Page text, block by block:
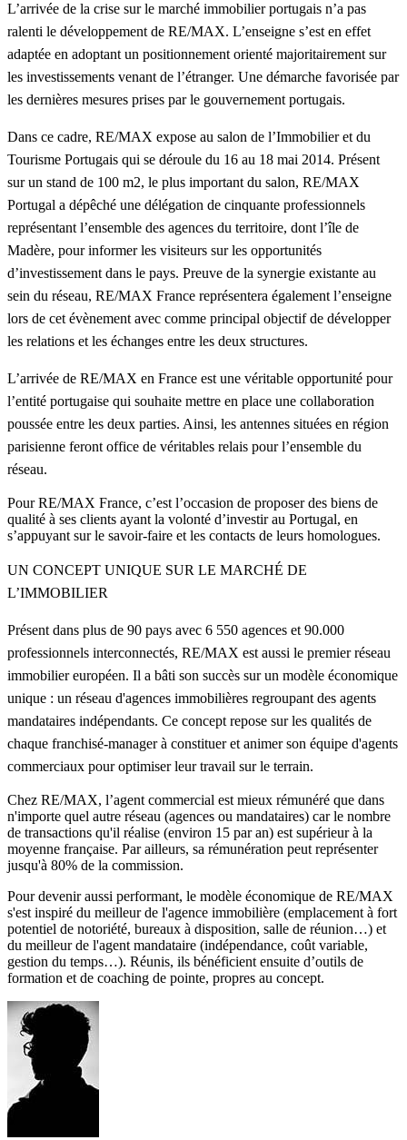
L’arrivée de la crise sur le marché immobilier portugais n’a pas
ralenti le développement de RE/MAX. L’enseigne s’est en effet
adaptée en adoptant un positionnement orienté majoritairement sur
les investissements venant de l’étranger. Une démarche favorisée par
les dernières mesures prises par le gouvernement portugais.
Dans ce cadre, RE/MAX expose au salon de l’Immobilier et du
Tourisme Portugais qui se déroule du 16 au 18 mai 2014. Présent
sur un stand de 100 m2, le plus important du salon, RE/MAX
Portugal a dépêché une délégation de cinquante professionnels
représentant l’ensemble des agences du territoire, dont l’île de
Madère, pour informer les visiteurs sur les opportunités
d’investissement dans le pays. Preuve de la synergie existante au
sein du réseau, RE/MAX France représentera également l’enseigne
lors de cet évènement avec comme principal objectif de développer
les relations et les échanges entre les deux structures.
L’arrivée de RE/MAX en France est une véritable opportunité pour
l’entité portugaise qui souhaite mettre en place une collaboration
poussée entre les deux parties. Ainsi, les antennes situées en région
parisienne feront office de véritables relais pour l’ensemble du
réseau.
Pour RE/MAX France, c’est l’occasion de proposer des biens de
qualité à ses clients ayant la volonté d’investir au Portugal, en
s’appuyant sur le savoir-faire et les contacts de leurs homologues.
UN CONCEPT UNIQUE SUR LE MARCHÉ DE
L’IMMOBILIER
Présent dans plus de 90 pays avec 6 550 agences et 90.000
professionnels interconnectés, RE/MAX est aussi le premier réseau
immobilier européen. Il a bâti son succès sur un modèle économique
unique : un réseau d'agences immobilières regroupant des agents
mandataires indépendants. Ce concept repose sur les qualités de
chaque franchisé-manager à constituer et animer son équipe d'agents
commerciaux pour optimiser leur travail sur le terrain.
Chez RE/MAX, l’agent commercial est mieux rémunéré que dans
n'importe quel autre réseau (agences ou mandataires) car le nombre
de transactions qu'il réalise (environ 15 par an) est supérieur à la
moyenne française. Par ailleurs, sa rémunération peut représenter
jusqu'à 80% de la commission.
Pour devenir aussi performant, le modèle économique de RE/MAX
s'est inspiré du meilleur de l'agence immobilière (emplacement à fort
potentiel de notoriété, bureaux à disposition, salle de réunion…) et
du meilleur de l'agent mandataire (indépendance, coût variable,
gestion du temps…). Réunis, ils bénéficient ensuite d’outils de
formation et de coaching de pointe, propres au concept.